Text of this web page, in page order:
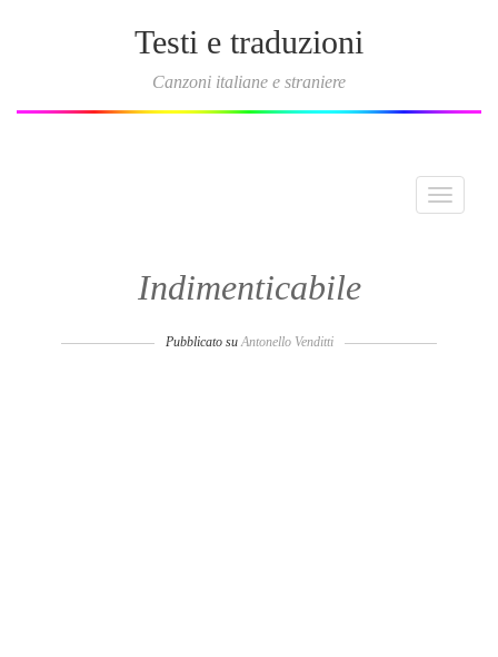
Testi e traduzioni
Canzoni italiane e straniere
Toggle
Indimenticabile
Pubblicato suAntonello Venditti